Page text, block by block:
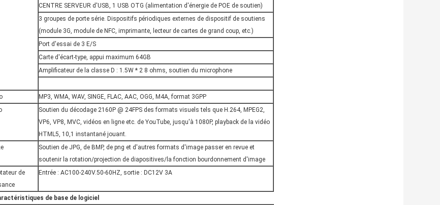
CENTRE SERVEUR d'USB, 1 USB OTG (alimentation d'énergie de POE de soutien)
3 groupes de porte série. Dispositifs périodiques externes de dispositif de soutiens
(module 3G, module de NFC, imprimante, lecteur de cartes de grand coup, etc.)
Port d'essai de 3 E/S
Carte d'écart-type, appui maximum 64GB
Amplificateur de la classe D : 1.5W * 2 8 ohms, soutien du microphone
MP3, WMA, WAV, SINGE, FLAC, AAC, OGG, M4A, format 3GPP
Soutien du décodage 2160P @ 24FPS des formats visuels tels que H.264, MPEG2,
VP6, VP8, MVC, vidéos en ligne etc. de YouTube, jusqu'à 1080P, playback de la vidéo
HTML5, 10,1 instantané jouant.
Soutien de JPG, de BMP, de png et d'autres formats d'image passer en revue et
soutenir la rotation/projection de diapositives/la fonction bourdonnement d'image
de
Entrée : AC100-240V.50-60HZ, sortie : DC12V 3A
de base de logiciel